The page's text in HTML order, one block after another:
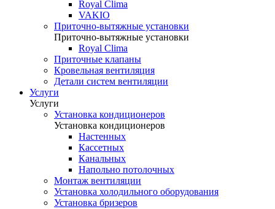
Royal Clima
VAKIO
Приточно-вытяжные установки
Приточно-вытяжные установки
Royal Clima
Приточные клапаны
Кровельная вентиляция
Детали систем вентиляции
Услуги
Услуги
Установка кондиционеров
Установка кондиционеров
Настенных
Кассетных
Канальных
Напольно потолочных
Монтаж вентиляции
Установка холодильного оборудования
Установка бризеров